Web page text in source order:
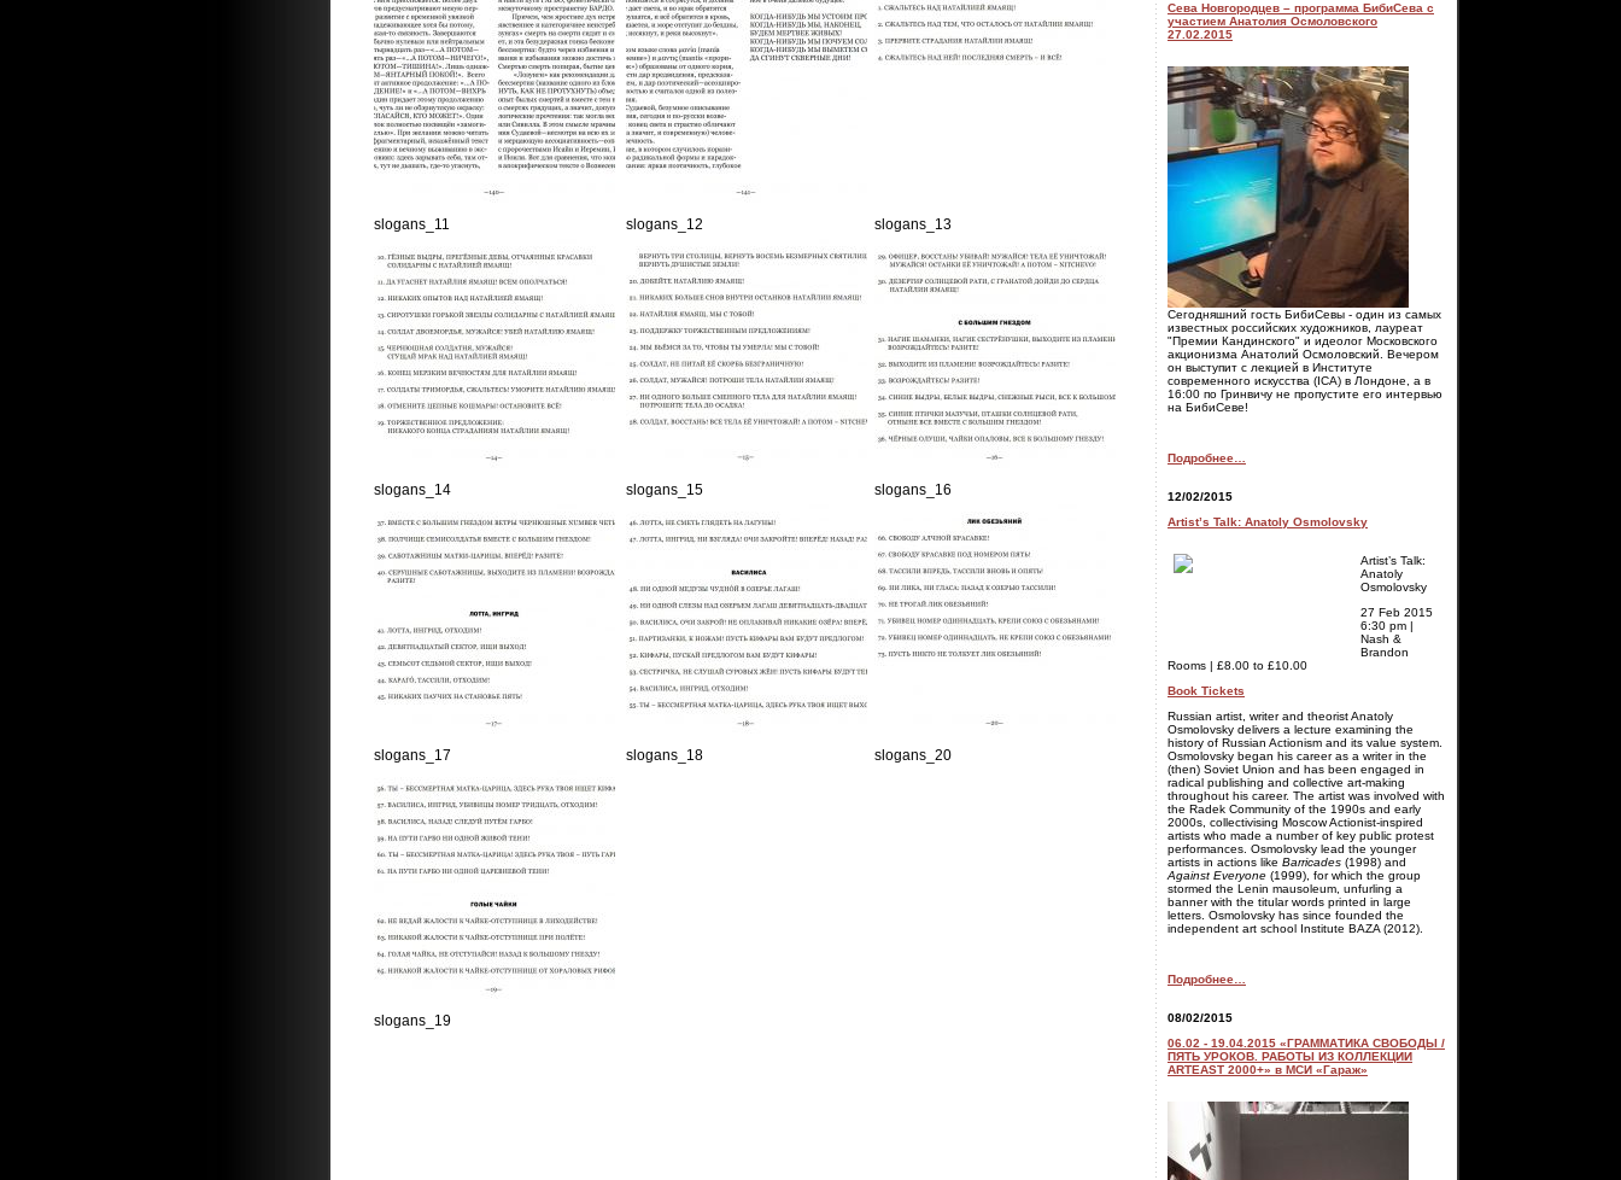
slogans_11 slogans_12 slogans_13
slogans_14 slogans_15 slogans_16
slogans_17 slogans_18 slogans_20
slogans_19
Сева Новгородцев – программа БибиСева c
участием Анатолия Осмоловского
27.02.2015
Сегодняшний гость БибиСевы - один из самых
известных российских художников, лауреат
"Премии Кандинского" и идеолог Московского
акционизма Анатолий Осмоловский. Вечером
он выступит с лекцией в Институте
современного искусства (ICA) в Лондоне, а в
16:00 по Гринвичу не пропустите его интервью
на БибиСеве!
Подробнее…
12/02/2015
Artist’s Talk: Anatoly Osmolovsky
Artist’s Talk:
Anatoly
Osmolovsky
27 Feb 2015
6:30 pm |
Nash &
Brandon
Rooms | £8.00 to £10.00
Book Tickets
Russian artist, writer and theorist Anatoly
Osmolovsky delivers a lecture examining the
history of Russian Actionism and its value system.
Osmolovsky began his career as a writer in the
(then) Soviet Union and has been engaged in
radical publishing and collective art-making
throughout his career. The artist was involved with
the Radek Community of the 1990s and early
2000s, collectivising Moscow Actionist-inspired
artists who made a number of key public protest
performances. Osmolovsky lead the younger
artists in actions like Barricades (1998) and
Against Everyone (1999), for which the group
stormed the Lenin mausoleum, unfurling a
banner with the titular words printed in large
letters. Osmolovsky has since founded the
independent art school Institute BAZA (2012).
Подробнее…
08/02/2015
06.02 - 19.04.2015 «ГРАММАТИКА СВОБОДЫ /
ПЯТЬ УРОКОВ. РАБОТЫ ИЗ КОЛЛЕКЦИИ
ARTEAST 2000+» в МСИ «Гараж»